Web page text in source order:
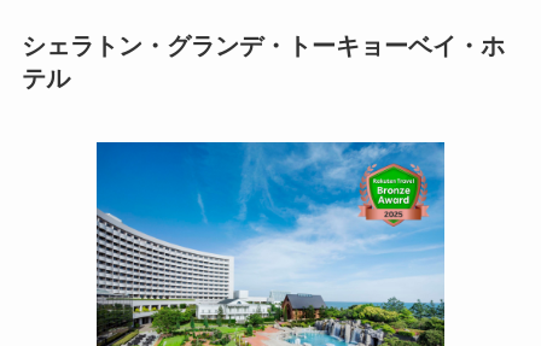
シェラトン・グランデ・トーキョーベイ・ホ
テル